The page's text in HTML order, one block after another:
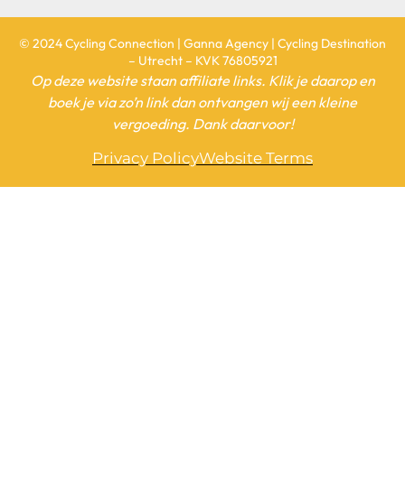
© 2024 Cycling Connection | Ganna Agency | Cycling Destination
– Utrecht – KVK 76805921
Op deze website staan affiliate links. Klik je daarop en
boek je via zo’n link dan ontvangen wij een kleine
vergoeding. Dank daarvoor!
Privacy PolicyWebsite Terms